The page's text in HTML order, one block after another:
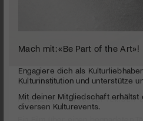
seconds
minute,
Cunningham
PUBLIZIERT AM 18. SEPTEMBER
Engagiere dich als
Kulturinstitution und unterstütze
Mit deiner Mitgliedschaft erhältst